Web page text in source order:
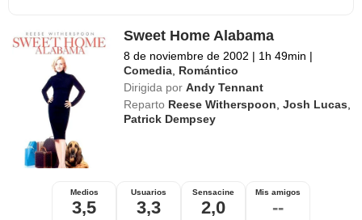
Sweet Home Alabama
8 de noviembre de 2002 | 1h 49min |
Comedia Romántico
Dirigida por Andy Tennant
Reparto Reese Witherspoon ,Josh Lucas
Patrick Dempsey
Medios
3,5
Usuarios
3,3
Sensacine
2,0
Mis amigos
--